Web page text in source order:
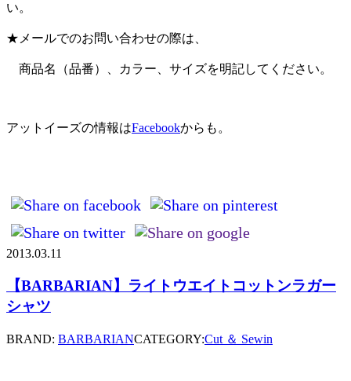
い。
★メールでのお問い合わせの際は、
商品名（品番）、カラー、サイズを明記してください。
アットイーズの情報はFacebookからも。
2013.03.11
【BARBARIAN】ライトウエイトコットンラガー
シャツ
BRAND: BARBARIANCATEGORY:Cut ＆ Sewin